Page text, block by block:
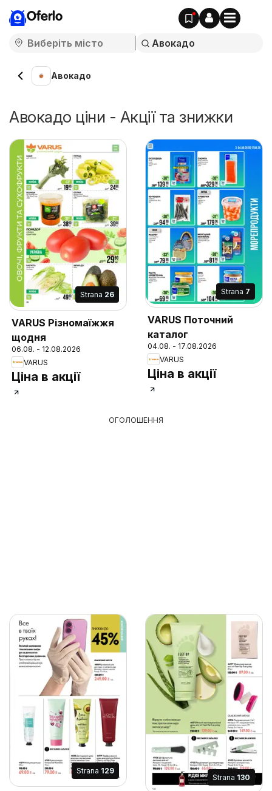
Oferlo
Авокадо
Авокадо ціни - Акції та знижки
Strana 26
VARUS Різномаїжжя
щодня
06.08. - 12.08.2026
VARUS
Ціна в акції
Strana 7
VARUS Поточний
каталог
04.08. - 17.08.2026
VARUS
Ціна в акції
ОГОЛОШЕННЯ
Strana 129
Strana 130